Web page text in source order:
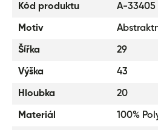
Batohy z řady SKATE byly
Kód produktu A-33405
Motiv
Šířka 29
Výška 43
Hloubka 20
Materiál 100%